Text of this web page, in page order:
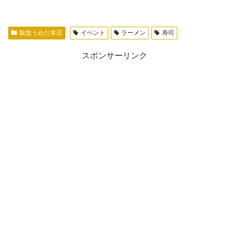
阪急うめだ本店 イベント ラーメン 寿司
スポンサーリンク